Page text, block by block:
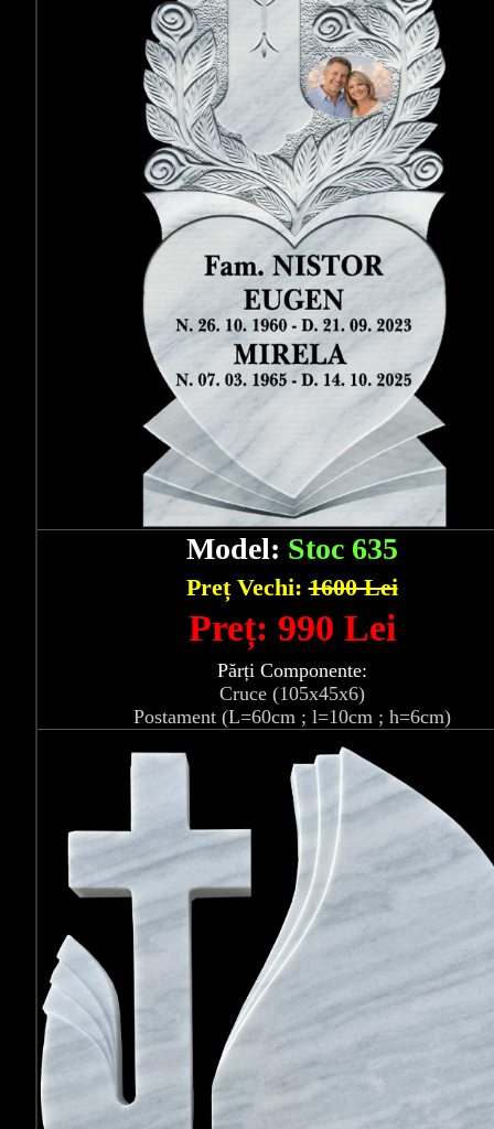
Model: Stoc 635
Preț Vechi:1600 Lei
Preț: 990 Lei
Părți Componente:
Cruce (105x45x6)
Postament (L=60cm ; l=10cm ; h=6cm)